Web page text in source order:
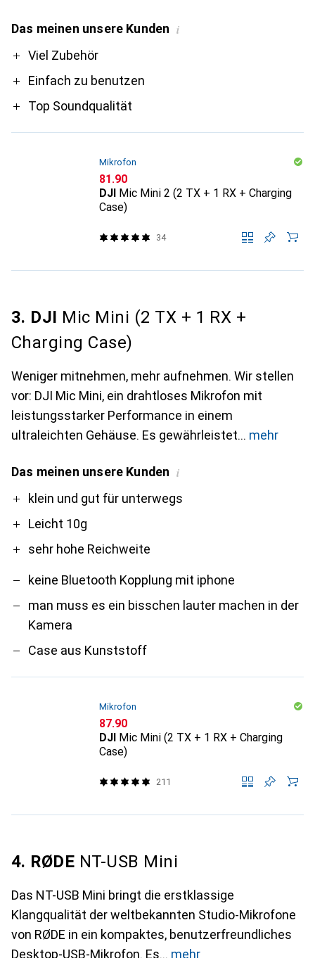
Das meinen unsere Kunden i
ProViel Zubehör
Einfach zu benutzen
Top Soundqualität
Mikrofon
CHF
81.90
DJI Mic Mini 2 (2 TX + 1 RX + Charging
Case)
34
3. DJI Mic Mini (2 TX + 1 RX +
Charging Case)
Weniger mitnehmen, mehr aufnehmen. Wir stellen
vor: DJI Mic Mini, ein drahtloses Mikrofon mit
leistungsstarker Performance in einem
ultraleichten Gehäuse. Es gewährleistet
mehr
Das meinen unsere Kunden i
Proklein und gut für unterwegs
Leicht 10g
sehr hohe Reichweite
Contra
keine Bluetooth Kopplung mit iphone
man muss es ein bisschen lauter machen in der
Kamera
Case aus Kunststoff
Mikrofon
CHF
87.90
DJI Mic Mini (2 TX + 1 RX + Charging
Case)
211
4. RØDE NT-USB Mini
Das NT-USB Mini bringt die erstklassige
Klangqualität der weltbekannten Studio-Mikrofone
von RØDE in ein kompaktes, benutzerfreundliches
Desktop-USB-Mikrofon. Es
mehr